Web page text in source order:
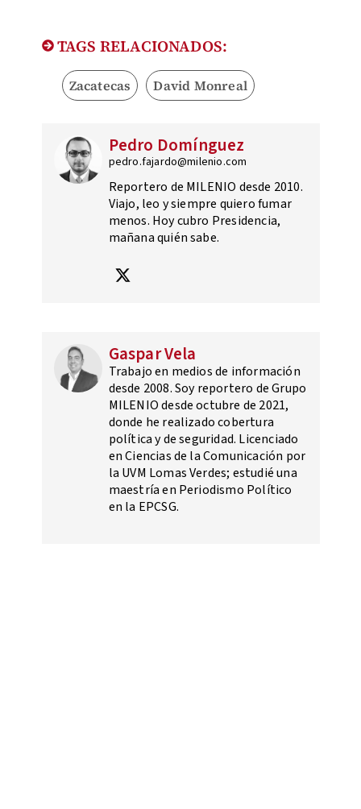
TAGS RELACIONADOS:
Zacatecas David Monreal
Pedro Domínguez
pedro.fajardo@milenio.com
Reportero de MILENIO desde 2010.
Viajo, leo y siempre quiero fumar
menos. Hoy cubro Presidencia,
mañana quién sabe.
Gaspar Vela
Trabajo en medios de información
desde 2008. Soy reportero de Grupo
MILENIO desde octubre de 2021,
donde he realizado cobertura
política y de seguridad. Licenciado
en Ciencias de la Comunicación por
la UVM Lomas Verdes; estudié una
maestría en Periodismo Político
en la EPCSG.